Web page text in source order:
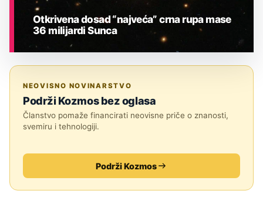
Otkrivena dosad “najveća” crna rupa mase
36 milijardi Sunca
NEOVISNO NOVINARSTVO
Podrži Kozmos bez oglasa
Članstvo pomaže financirati neovisne priče o znanosti,
svemiru i tehnologiji.
Podrži Kozmos